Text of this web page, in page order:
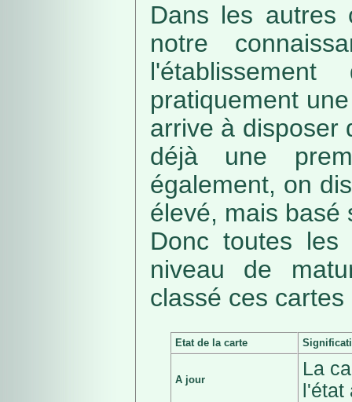
Dans les autres
notre
pratiquement
arrive à disposer
déjà une
également, on
élevé, mais basé
Donc toutes
niveau de
classé ces
Etat de la carte
A jour
La